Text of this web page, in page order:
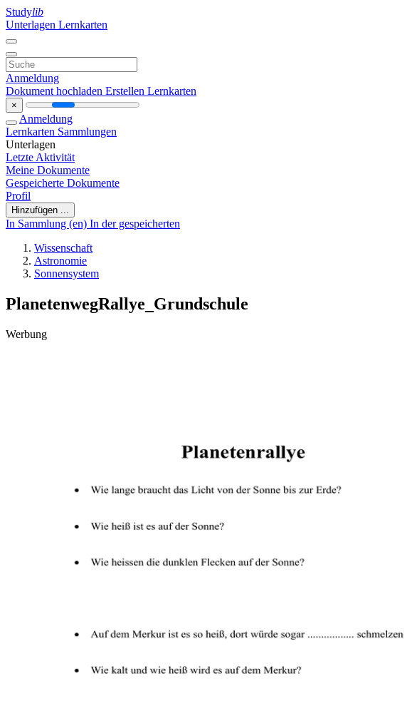
Studylib
Unterlagen Lernkarten
Anmeldung
Dokument hochladen Erstellen Lernkarten
×
Anmeldung
Lernkarten Sammlungen
Unterlagen
Letzte Aktivität
Meine Dokumente
Gespeicherte Dokumente
Profil
Hinzufügen ...
In Sammlung (en) In der gespeicherten
Wissenschaft
Astronomie
Sonnensystem
PlanetenwegRallye_Grundschule
Werbung